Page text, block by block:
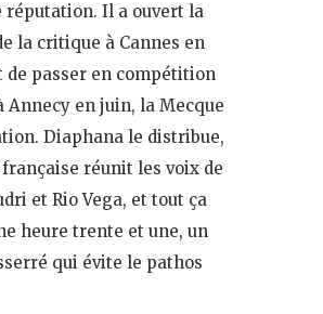
réputation. Il a ouvert la
la critique à Cannes en
de passer en compétition
Annecy en juin, la Mecque
Diaphana le distribue,
réunit les voix de
et Rio Vega, et tout ça
heure trente et une, un
qui évite le pathos